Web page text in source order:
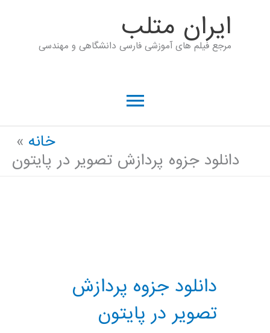
ايران متلب
مرجع فیلم های آموزشی فارسی دانشگاهی و مهندسی
فهرست
خانه
دانلود جزوه پردازش تصویر در پایتون
دانلود جزوه پردازش
تصویر در پایتون